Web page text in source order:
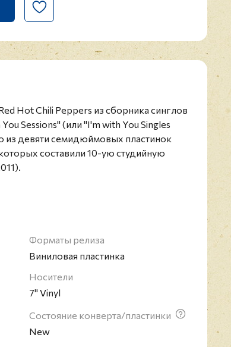
Hot Chili Peppers из сборника синглов
Sessions" (или "I'm with You Singles
из девяти семидюймовых пластинок
составили 10-ую студийную
из США, основанная в 1983 году.
в истории музыки (по всему миру
копий альбомов). В 2012 году
н-ролльной славы.
Форматы релиза
Виниловая пластинка
Носители
7" Vinyl
Состояние конверта/пластинки
New